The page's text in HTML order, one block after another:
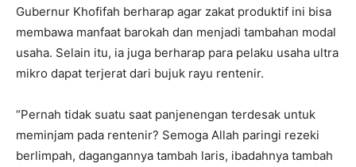
Gubernur Khofifah berharap agar zakat produktif ini bisa
membawa manfaat barokah dan menjadi tambahan modal
usaha. Selain itu, ia juga berharap para pelaku usaha ultra
mikro dapat terjerat dari bujuk rayu rentenir.
“Pernah tidak suatu saat panjenengan terdesak untuk
meminjam pada rentenir? Semoga Allah paringi rezeki
berlimpah, dagangannya tambah laris, ibadahnya tambah